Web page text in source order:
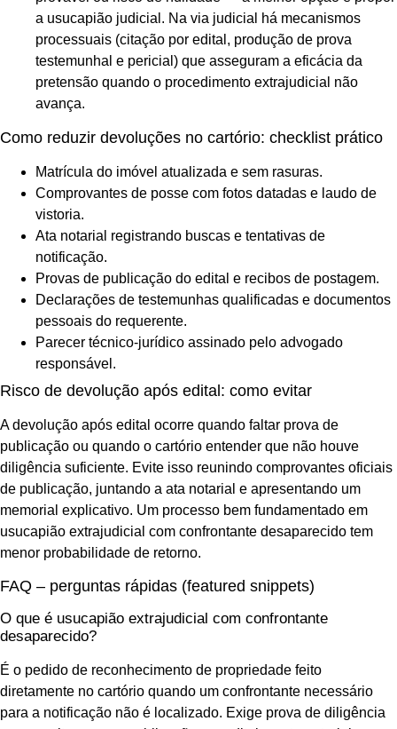
a usucapião judicial. Na via judicial há mecanismos
processuais (citação por edital, produção de prova
testemunhal e pericial) que asseguram a eficácia da
pretensão quando o procedimento extrajudicial não
avança.
Como reduzir devoluções no cartório: checklist prático
Matrícula do imóvel atualizada e sem rasuras.
Comprovantes de posse com fotos datadas e laudo de
vistoria.
Ata notarial registrando buscas e tentativas de
notificação.
Provas de publicação do edital e recibos de postagem.
Declarações de testemunhas qualificadas e documentos
pessoais do requerente.
Parecer técnico-jurídico assinado pelo advogado
responsável.
Risco de devolução após edital: como evitar
A devolução após edital ocorre quando faltar prova de
publicação ou quando o cartório entender que não houve
diligência suficiente. Evite isso reunindo comprovantes oficiais
de publicação, juntando a ata notarial e apresentando um
memorial explicativo. Um processo bem fundamentado em
usucapião extrajudicial com confrontante desaparecido tem
menor probabilidade de retorno.
FAQ – perguntas rápidas (featured snippets)
O que é usucapião extrajudicial com confrontante
desaparecido?
É o pedido de reconhecimento de propriedade feito
diretamente no cartório quando um confrontante necessário
para a notificação não é localizado. Exige prova de diligência